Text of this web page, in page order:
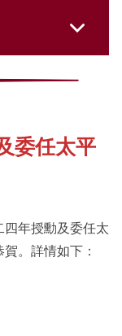
委任太平
年授勳及委任太
。詳情如下：